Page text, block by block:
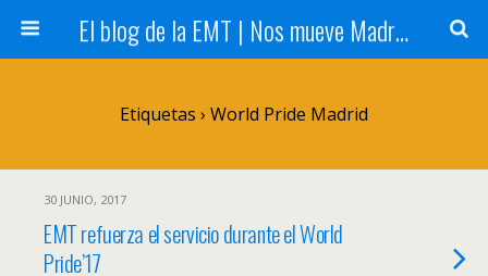
El blog de la EMT | Nos mueve Madrid
Etiquetas › World Pride Madrid
30 JUNIO, 2017
EMT refuerza el servicio durante el World
Pride’17